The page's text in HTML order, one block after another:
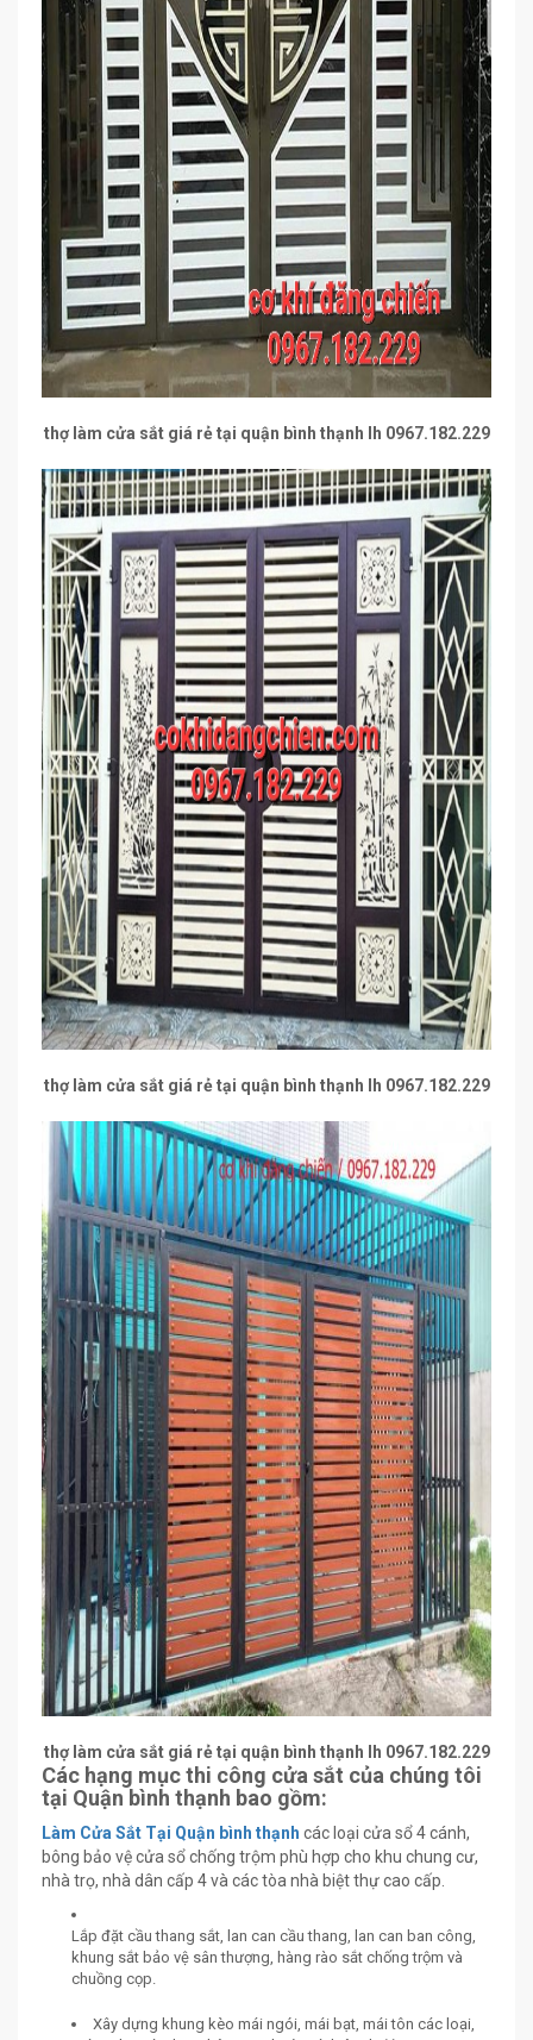
thợ làm cửa sắt giá rẻ tại quận bình thạnh lh 0967.182.229
thợ làm cửa sắt giá rẻ tại quận bình thạnh lh 0967.182.229
thợ làm cửa sắt giá rẻ tại quận bình thạnh lh 0967.182.229
Các hạng mục thi công cửa sắt của chúng tôi
tại Quận bình thạnh bao gồm:
Làm Cửa Sắt Tại Quận bình thạnh các loại cửa sổ 4 cánh,
bông bảo vệ cửa sổ chống trộm phù hợp cho khu chung cư,
nhà trọ, nhà dân cấp 4 và các tòa nhà biệt thự cao cấp.
Lắp đặt cầu thang sắt, lan can cầu thang, lan can ban công,
khung sắt bảo vệ sân thượng, hàng rào sắt chống trộm và
chuồng cọp.
Xây dựng khung kèo mái ngói, mái bạt, mái tôn các loại,